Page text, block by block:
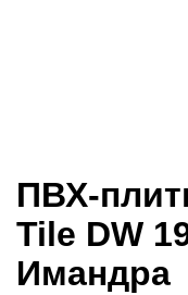
ПВХ-
Tile DW
Имандра